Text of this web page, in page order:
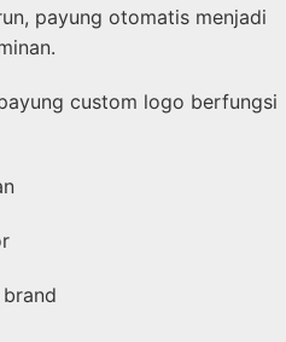
payung otomatis menjadi
custom logo berfungsi